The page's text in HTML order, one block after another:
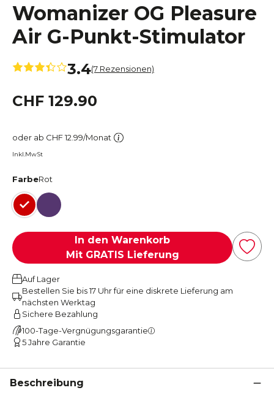
Womanizer OG Pleasure
Air G-Punkt-Stimulator
3.4(7 Rezensionen)
CHF 129.90
oder ab CHF 12.99/Monat
Inkl.MwSt
FarbeRot
Rot Violett
In den Warenkorb
Mit GRATIS Lieferung
Auf Lager
Bestellen Sie bis 17 Uhr für eine diskrete Lieferung am
nächsten Werktag
Sichere Bezahlung
100-Tage-Vergnügungsgarantie
5 Jahre Garantie
Beschreibung